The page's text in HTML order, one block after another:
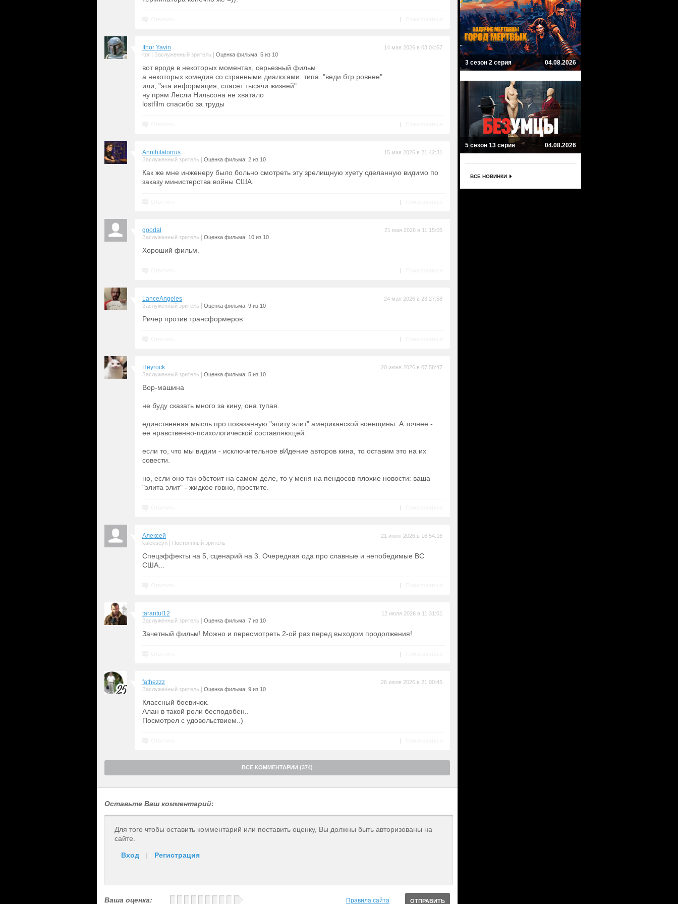
|
Ithor Yavin
itor Заслуженный зритель Оценка фильма: 5 из 10
14 мая 2026 в 03:04:57
вот вроде в некоторых моментах, серьезный фильм
а некоторых комедия со странными диалогами. типа: "веди бтр ровнее"
или, "эта информация, спасет тысячи жизней"
ну прям Лесли Нильсона не хватало
lostfilm спасибо за труды
|
Annihilatorrus
Заслуженный зритель Оценка фильма: 2 из 10
15 мая 2026 в 21:42:31
Как же мне инженеру было больно смотреть эту зрелищную хуету сделанную видимо по
заказу министерства войны США.
|
goodal
Заслуженный зритель Оценка фильма: 10 из 10
21 мая 2026 в 11:15:05
Хороший фильм.
|
LanceAngeles
Заслуженный зритель Оценка фильма: 9 из 10
24 мая 2026 в 23:27:58
Ричер против трансформеров
|
Heyrock
Заслуженный зритель Оценка фильма: 5 из 10
20 июня 2026 в 07:58:47
Вор-машина
не буду сказать много за кину, она тупая.
единственная мысль про показанную "элиту элит" американской военщины. А точнее -
ее нравственно-психологической составляющей.
если то, что мы видим - исключительное вИдение авторов кина, то оставим это на их
совести.
но, если оно так обстоит на самом деле, то у меня на пендосов плохие новости: ваша
"элита элит" - жидкое говно, простите.
|
Алексей
kalekseyn Постоянный зритель
21 июня 2026 в 16:54:16
Спецэффекты на 5, сценарий на 3. Очередная ода про славные и непобедимые ВС
США...
|
tarantul12
Заслуженный зритель Оценка фильма: 7 из 10
12 июля 2026 в 11:31:01
Зачетный фильм! Можно и пересмотреть 2-ой раз перед выходом продолжения!
|
fathezzz
Заслуженный зритель Оценка фильма: 9 из 10
26 июля 2026 в 21:00:45
Классный боевичок.
Алан в такой роли бесподобен..
Посмотрел с удовольствием..)
|
ВСЕ КОММЕНТАРИИ (374)
Оставьте Ваш комментарий:
Для того чтобы оставить комментарий или поставить оценку, Вы должны быть авторизованы на
сайте.
Вход | Регистрация
Ваша оценка: Правила сайта
3 сезон 2 серия 04.08.2026
5 сезон 13 серия 04.08.2026
ВСЕ НОВИНКИ